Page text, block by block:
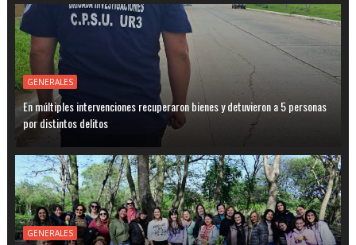
GENERALES
En múltiples intervenciones recuperaron bienes y detuvieron a 5 personas
por distintos delitos
GENERALES